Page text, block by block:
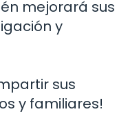
mejorará sus
y
sus
y familiares!